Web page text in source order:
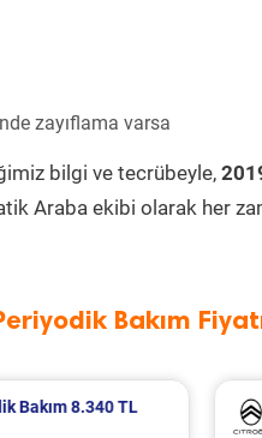
zayıflama varsa
bilgi ve tecrübeyle,
Araba ekibi olarak her
Bakım
Bakım 8.389 TL